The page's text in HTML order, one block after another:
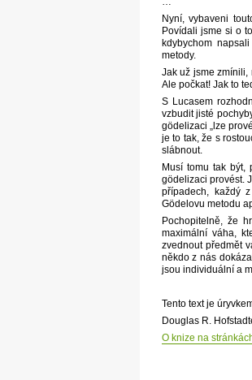
Nyní, vybaveni
Povídali jsme si o
kdybychom
metody.
Jak už jsme zmínili,
Ale počkat! Jak to
S Lucasem
vzbudit jisté
gödelizaci „lze
je to tak, že s
slábnout.
Musí tomu tak být,
gödelizaci provést.
případech, každý
Gödelovu metodu
Pochopitelně, že
maximální váha,
zvednout předmět
někdo z nás
jsou individuální a
Tento text je
Douglas R.
O knize na